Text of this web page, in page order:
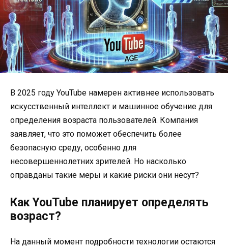
В 2025 году YouTube намерен активнее использовать
искусственный интеллект и машинное обучение для
определения возраста пользователей. Компания
заявляет, что это поможет обеспечить более
безопасную среду, особенно для
несовершеннолетних зрителей. Но насколько
оправданы такие меры и какие риски они несут?
Как YouTube планирует определять
возраст?
На данный момент подробности технологии остаются